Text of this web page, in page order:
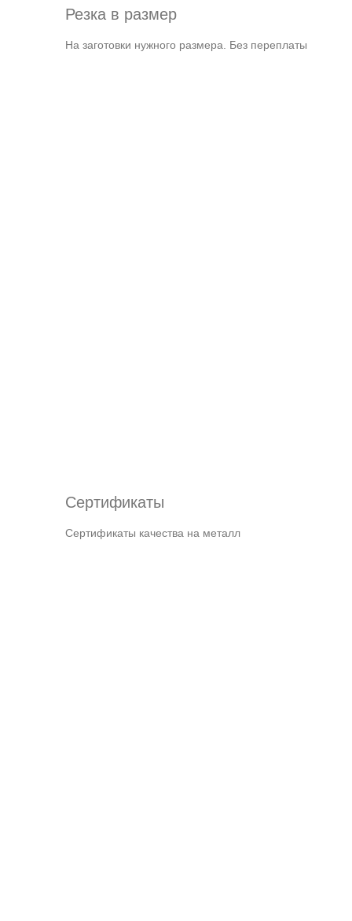
Резка в размер
На заготовки нужного размера. Без переплаты
Сертификаты
Сертификаты качества на металл